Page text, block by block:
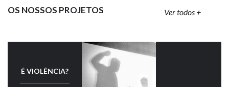
OS NOSSOS PROJETOS Ver todos +
É VIOLÊNCIA?